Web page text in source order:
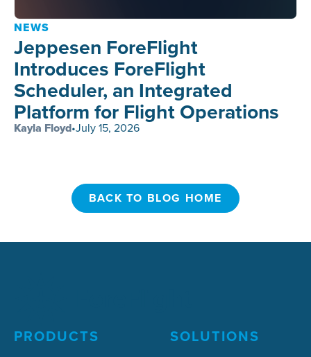
NEWS
Jeppesen ForeFlight
Introduces ForeFlight
Scheduler, an Integrated
Platform for Flight Operations
Kayla Floyd•July 15, 2026
BACK TO BLOG HOME
PRODUCTS SOLUTIONS